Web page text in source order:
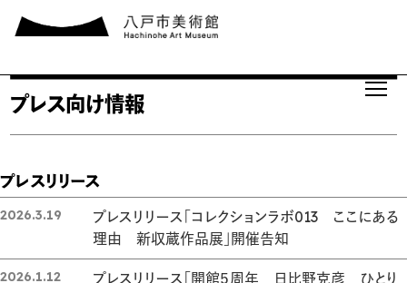
プレス向け情報
プレスリリース
2026.3.19
プレスリリース「コレクションラボ013 ここにある
理由 新収蔵作品展」開催告知
2026.1.12
プレスリリース「開館５周年 日比野克彦 ひとり